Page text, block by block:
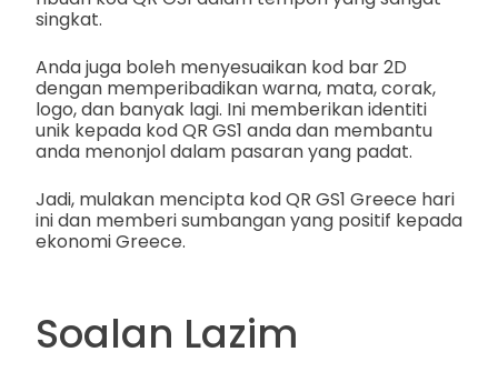
singkat.
Anda juga boleh menyesuaikan kod bar 2D
dengan memperibadikan warna, mata, corak,
logo, dan banyak lagi. Ini memberikan identiti
unik kepada kod QR GS1 anda dan membantu
anda menonjol dalam pasaran yang padat.
Jadi, mulakan mencipta kod QR GS1 Greece hari
ini dan memberi sumbangan yang positif kepada
ekonomi Greece.
Soalan Lazim